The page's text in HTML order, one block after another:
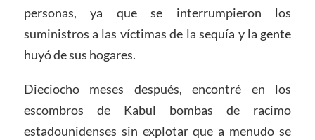
personas, ya que se interrumpieron los
suministros a las víctimas de la sequía y la gente
huyó de sus hogares.
Dieciocho meses después, encontré en los
escombros de Kabul bombas de racimo
estadounidenses sin explotar que a menudo se